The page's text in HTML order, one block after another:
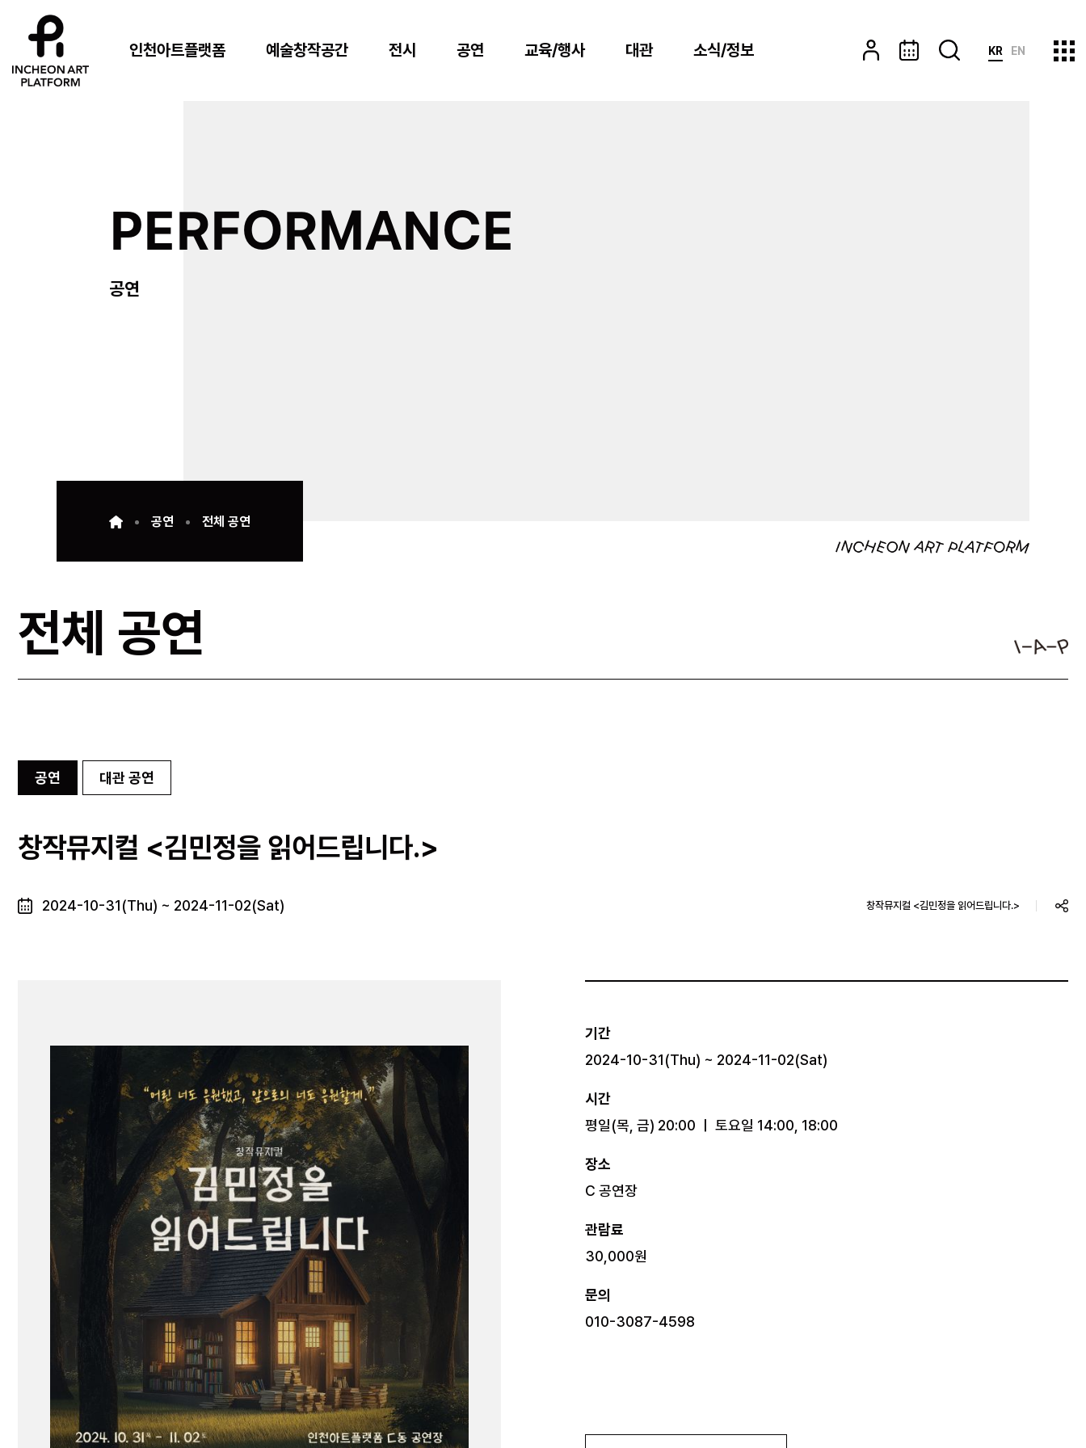
인천아트플랫폼 예술창작공간 전시 공연 교육/행사 대관 소식/정보 KR EN
PERFORMANCE
공연
공연 전체 공연
전체 공연
공연 대관 공연
창작뮤지컬 <김민정을 읽어드립니다.>
2024-10-31(Thu) ~ 2024-11-02(Sat) 창작뮤지컬 <김민정을 읽어드립니다.>
기간
2024-10-31(Thu) ~ 2024-11-02(Sat)
시간
평일(목, 금) 20:00 ㅣ 토요일 14:00, 18:00
장소
C 공연장
관람료
30,000원
문의
010-3087-4598